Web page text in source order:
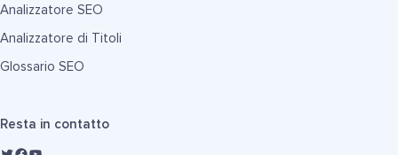
Analizzatore SEO
Analizzatore di Titoli
Glossario SEO
Resta in contatto